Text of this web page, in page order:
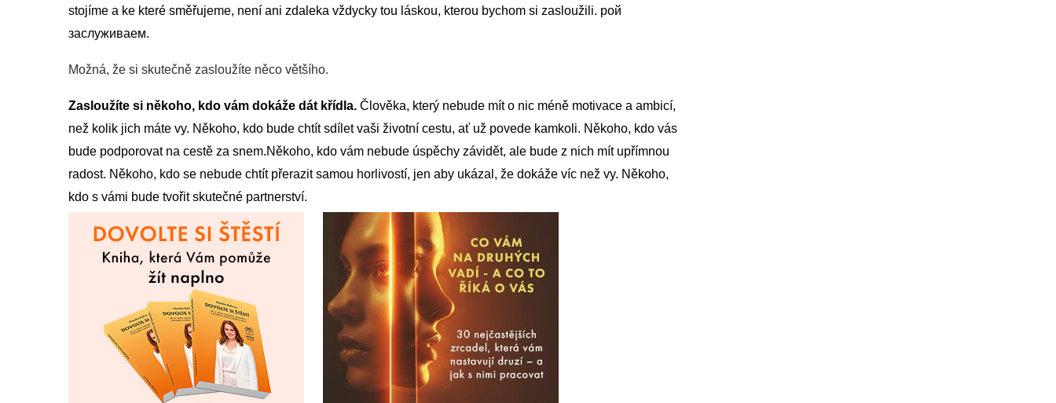
stojíme a ke které směřujeme, není ani zdaleka vždycky tou láskou, kterou bychom si zasloužili. рой
заслуживаем.
Možná, že si skutečně zasloužíte něco většího.
Zasloužíte si někoho, kdo vám dokáže dát křídla. Člověka, který nebude mít o nic méně motivace a ambicí,
než kolik jich máte vy. Někoho, kdo bude chtít sdílet vaši životní cestu, ať už povede kamkoli. Někoho, kdo vás
bude podporovat na cestě za snem.Někoho, kdo vám nebude úspěchy závidět, ale bude z nich mít upřímnou
radost. Někoho, kdo se nebude chtít přerazit samou horlivostí, jen aby ukázal, že dokáže víc než vy. Někoho,
kdo s vámi bude tvořit skutečné partnerství.